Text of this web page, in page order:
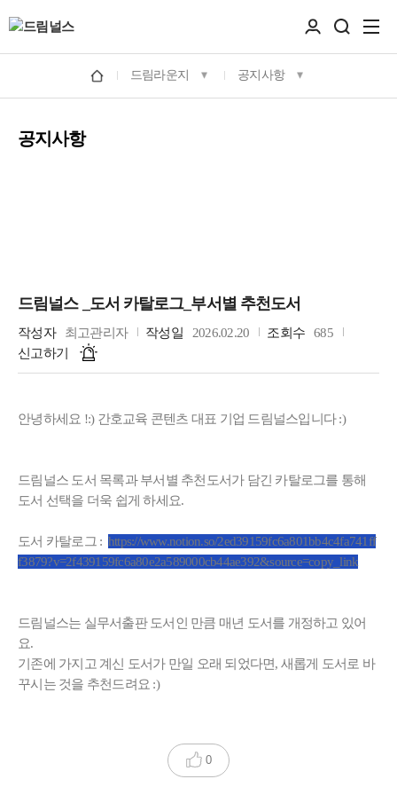
드림라운지 공지사항
공지사항
드림널스 _도서 카탈로그_부서별 추천도서
작성자 최고관리자 작성일 2026.02.20 조회수
685
신고하기
안녕하세요 !:) 간호교육 콘텐츠 대표 기업 드림널스입니다 :)
드림널스 도서 목록과 부서별 추천도서가 담긴 카탈로그를 통해
도서 선택을 더욱 쉽게 하세요.
도서 카탈로그 : https://www.notion.so/2ed39159fc6a801bb4c4fa741ff
f3879?v=2f439159fc6a80e2a589000cb44ae392&source=copy_link
드림널스는 실무서출판 도서인 만큼 매년 도서를 개정하고 있어
요.
기존에 가지고 계신 도서가 만일 오래 되었다면, 새롭게 도서로 바
꾸시는 것을 추천드려요 :)
0